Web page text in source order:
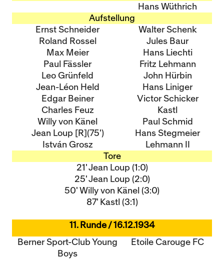
Hans Wüthrich
Aufstellung
Ernst Schneider
Roland Rossel
Max Meier
Paul Fässler
Leo Grünfeld
Jean-Léon Held
Edgar Beiner
Charles Feuz
Willy von Känel
Jean Loup [R](75')
István Grosz
Walter Schenk
Jules Baur
Hans Liechti
Fritz Lehmann
John Hürbin
Hans Liniger
Victor Schicker
Kastl
Paul Schmid
Hans Stegmeier
Lehmann II
Tore
21' Jean Loup (1:0)
25' Jean Loup (2:0)
50' Willy von Känel (3:0)
87' Kastl (3:1)
11. Runde / 16.12.1934
Berner Sport-Club Young
Boys
Etoile Carouge FC